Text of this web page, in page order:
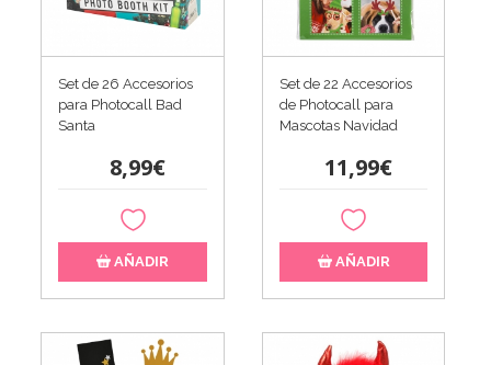
Set de 26 Accesorios
para Photocall Bad
Santa
8,99€
AÑADIR
Set de 22 Accesorios
de Photocall para
Mascotas Navidad
11,99€
AÑADIR